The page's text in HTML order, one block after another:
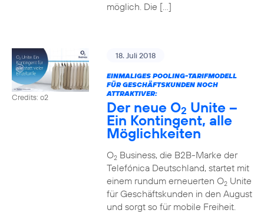
möglich. Die […]
Credits: o2
18. Juli 2018
EINMALIGES POOLING-TARIFMODELL
FÜR GESCHÄFTSKUNDEN NOCH
ATTRAKTIVER:
Der neue O2 Unite –
Ein Kontingent, alle
Möglichkeiten
O2Business, die B2B-Marke der
Telefónica Deutschland, startet mit
einem rundum erneuerten O2Unite
für Geschäftskunden in den August
und sorgt so für mobile Freiheit.